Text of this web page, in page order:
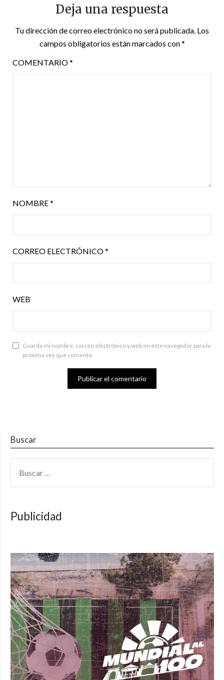
Deja una respuesta
Tu dirección de correo electrónico no será publicada. Los
campos obligatorios están marcados con*
COMENTARIO*
NOMBRE*
CORREO ELECTRÓNICO*
WEB
Guarda mi nombre, correo electrónico y web en este navegador para la
próxima vez que comente.
Buscar
Publicidad